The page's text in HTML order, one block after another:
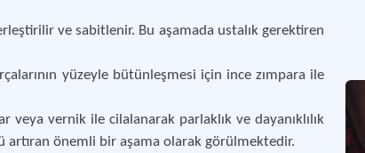
ve sabitlenir. Bu aşamada ustalık gerektiren
yüzeyle bütünleşmesi için ince zımpara ile
veya vernik ile cilalanarak parlaklık ve dayanıklılık
artıran önemli bir aşama olarak görülmektedir.